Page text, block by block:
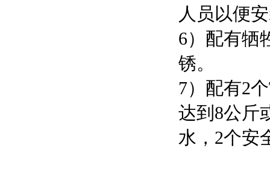
人员以便
6）配有牺
锈。
7）配有2
达到8公斤
水，2个安